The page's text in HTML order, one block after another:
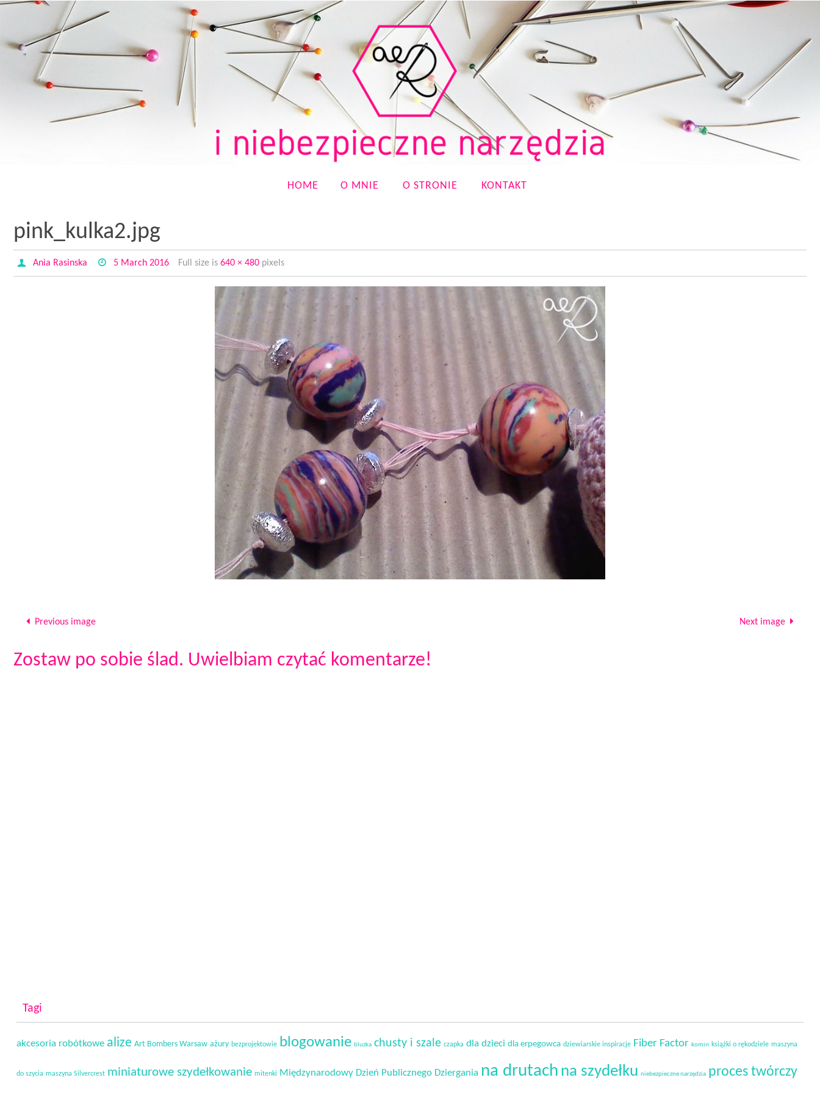
HOME O MNIE O STRONIE KONTAKT
pink_kulka2.jpg
Ania Rasinska 5 March 2016 Full size is640 × 480 pixels
Previous image Next image
Zostaw po sobie ślad. Uwielbiam czytać komentarze!
Tagi
akcesoria robótkowe alize Art Bombers Warsaw ażury bezprojektowie blogowanie bluzka chusty i szale czapka dla dzieci dla erpegowca dziewiarskie inspiracje Fiber Factor komin książki o rękodziele maszyna
do szycia maszyna Silvercrest miniaturowe szydełkowanie mitenki Międzynarodowy Dzień Publicznego Dziergania na drutach na szydełku niebezpieczne narzędzia proces twórczy